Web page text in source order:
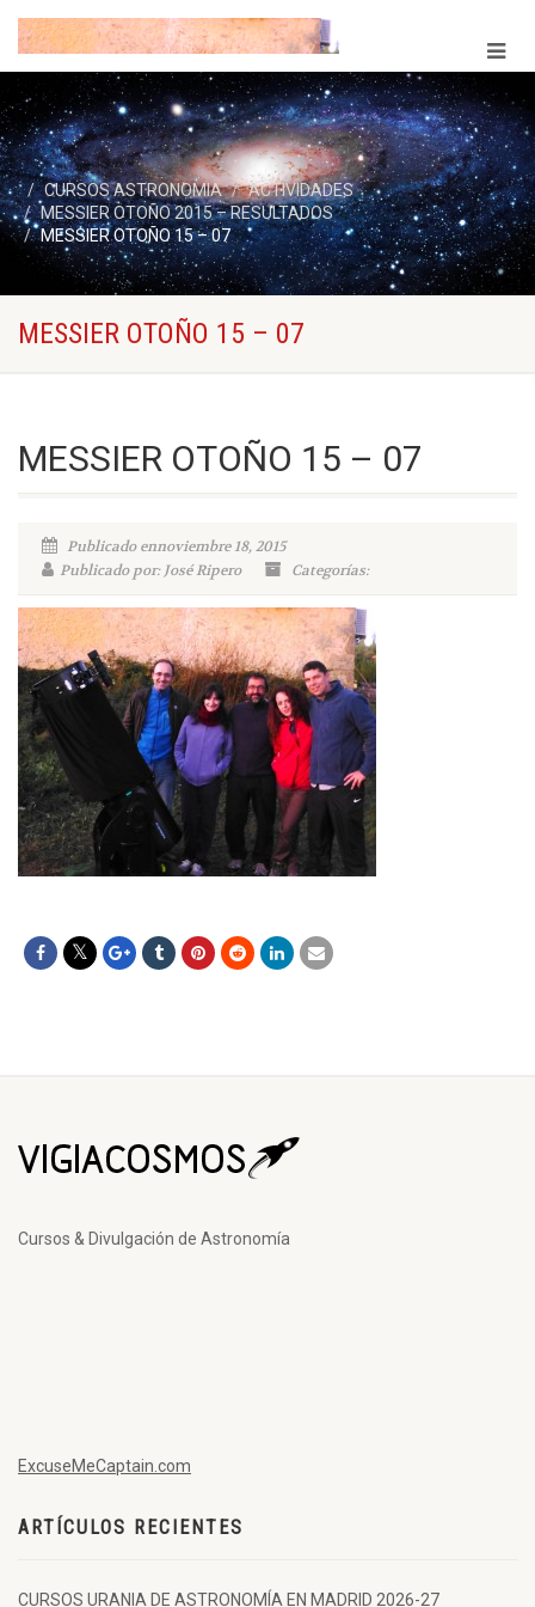
CURSOS ASTRONOMIA
ACTIVIDADES
MESSIER OTOÑO 2015 – RESULTADOS
MESSIER OTOÑO 15 – 07
MESSIER OTOÑO 15 – 07
MESSIER OTOÑO 15 – 07
Publicado ennoviembre 18, 2015
Publicado por: José Ripero
Categorías:
Cursos & Divulgación de Astronomía
ExcuseMeCaptain.com
ARTÍCULOS RECIENTES
CURSOS URANIA DE ASTRONOMÍA EN MADRID 2026-27